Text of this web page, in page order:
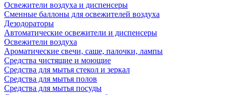
Освежители воздуха и диспенсеры
Сменные баллоны для освежителей воздуха
Дезодораторы
Автоматические освежители и диспенсеры
Освежители воздуха
Ароматические свечи, саше, палочки, лампы
Средства чистящие и моющие
Средства для мытья стекол и зеркал
Средства для мытья полов
Средства для мытья посуды